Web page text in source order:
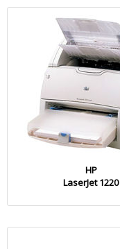
HP
LaserJet 1220